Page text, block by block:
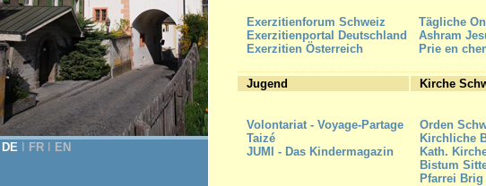
DE FR EN
Exerzitienforum Schweiz
Exerzitienportal Deutschland
Exerzitien Österreich
Tägliche
Ashram
Prie en
Jugend Kirche
Volontariat - Voyage-Partage
Taizé
JUMI - Das Kindermagazin
Orden
Kirchliche
Kath.
Bistum
Pfarrei Brig